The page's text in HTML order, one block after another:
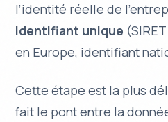
l’identité réelle de
identifiant unique
en Europe, identifiant
Cette étape est la plus
fait le pont entre la